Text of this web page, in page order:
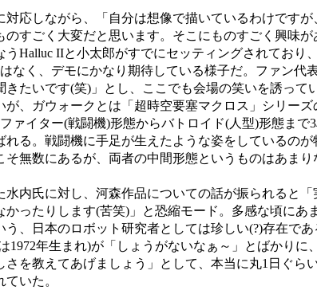
応しながら、「自分は想像で描いているわけですが
すごく大変だと思います。そこにものすごく興味
Halluc IIと小太郎がすでにセッティングされており
なく、デモにかなり期待している様子だ。ファン代
たいです(笑)」とし、ここでも会場の笑いを誘って
、ガウォークとは「超時空要塞マクロス」シリー
ァイター(戦闘機)形態からバトロイド(人型)形態まで3
る。戦闘機に手足が生えたような姿をしているの
無数にあるが、両者の中間形態というものはあまり
内氏に対し、河森作品についての話が振られると
ったりします(苦笑)」と恐縮モード。多感な頃にあ
、日本のロボット研究者としては珍しい(?)存在で
1972年生まれ)が「しょうがないなぁ～」とばかりに
を教えてあげましょう」として、本当に丸1日ぐら
いた。